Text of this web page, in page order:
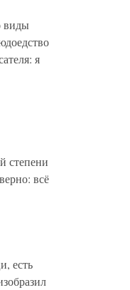
виды
я
степени
всё
есть